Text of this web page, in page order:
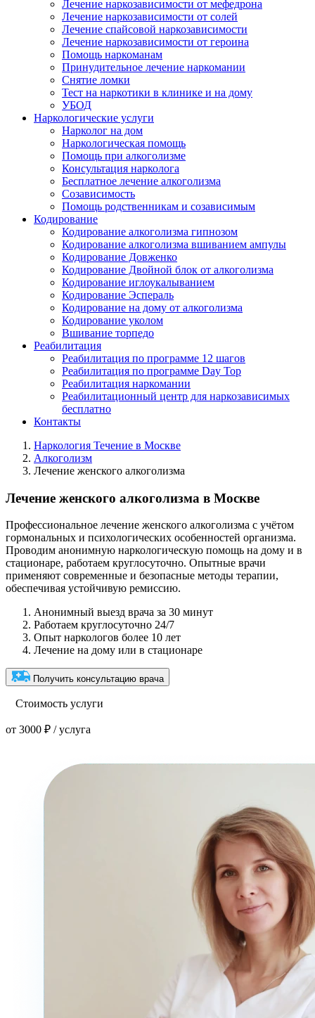
Лечение наркозависимости от мефедрона
Лечение наркозависимости от солей
Лечение спайсовой наркозависимости
Лечение наркозависимости от героина
Помощь наркоманам
Принудительное лечение наркомании
Снятие ломки
Тест на наркотики в клинике и на дому
УБОД
Наркологические услуги
Нарколог на дом
Наркологическая помощь
Помощь при алкоголизме
Консультация нарколога
Бесплатное лечение алкоголизма
Созависимость
Помощь родственникам и созависимым
Кодирование
Кодирование алкоголизма гипнозом
Кодирование алкоголизма вшиванием ампулы
Кодирование Довженко
Кодирование Двойной блок от алкоголизма
Кодирование иглоукалыванием
Кодирование Эспераль
Кодирование на дому от алкоголизма
Кодирование уколом
Вшивание торпедо
Реабилитация
Реабилитация по программе 12 шагов
Реабилитация по программе Day Top
Реабилитация наркомании
Реабилитационный центр для наркозависимых
бесплатно
Контакты
Наркология Течение в Москве
Алкоголизм
Лечение женского алкоголизма
Лечение женского алкоголизма в Москве
Профессиональное лечение женского алкоголизма с учётом
гормональных и психологических особенностей организма.
Проводим анонимную наркологическую помощь на дому и в
стационаре, работаем круглосуточно. Опытные врачи
применяют современные и безопасные методы терапии,
обеспечивая устойчивую ремиссию.
Анонимный выезд врача за 30 минут
Работаем круглосуточно 24/7
Опыт наркологов более 10 лет
Лечение на дому или в стационаре
Получить консультацию врача
Стоимость услуги
от 3000 ₽ / услуга